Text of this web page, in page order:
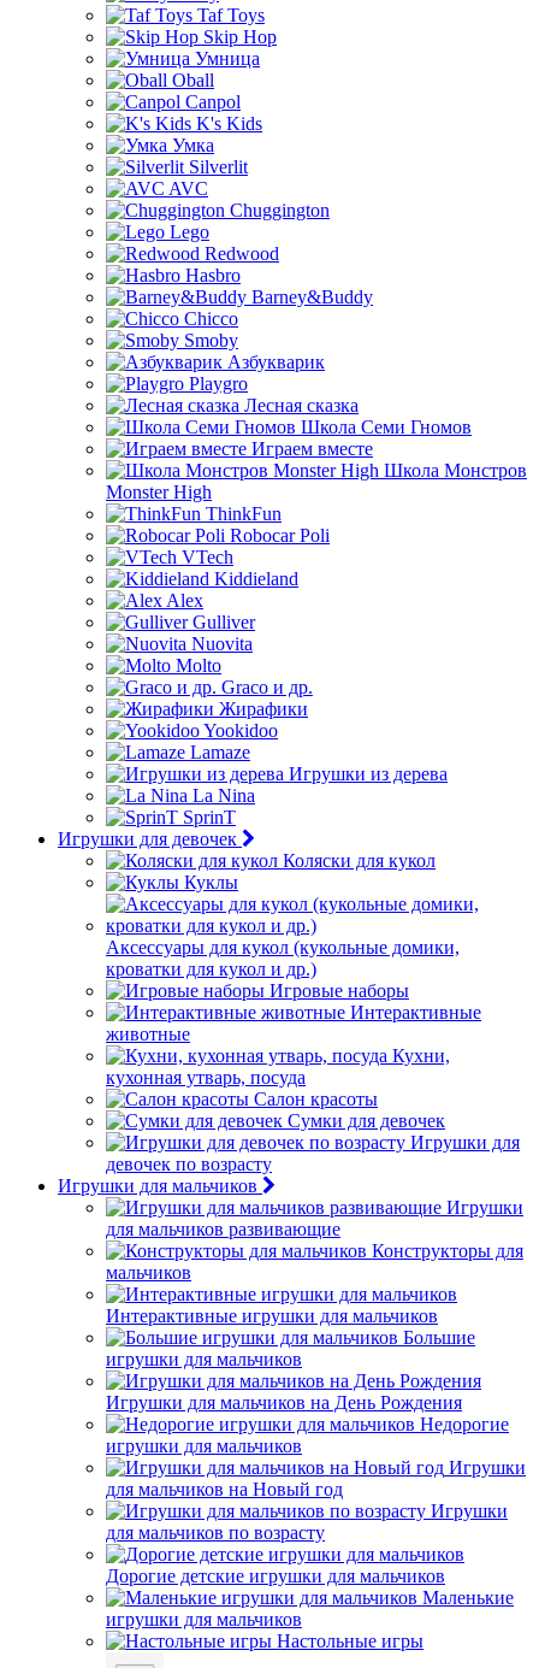
Taf Toys
Skip Hop
Умница
Oball
Canpol
K's Kids
Умка
Silverlit
AVC
Chuggington
Lego
Redwood
Hasbro
Barney&Buddy
Chicco
Smoby
Азбукварик
Playgro
Лесная сказка
Школа Семи Гномов
Играем вместе
Школа Монстров
Monster High
ThinkFun
Robocar Poli
VTech
Kiddieland
Alex
Gulliver
Nuovita
Molto
Graco и др.
Жирафики
Yookidoo
Lamaze
Игрушки из дерева
La Nina
SprinT
Игрушки для девочек
Коляски для кукол
Куклы
Аксессуары для кукол (кукольные домики,
кроватки для кукол и др.)
Игровые наборы
Интерактивные
животные
Кухни,
кухонная утварь, посуда
Салон красоты
Сумки для девочек
Игрушки для
девочек по возрасту
Игрушки для мальчиков
Игрушки
для мальчиков развивающие
Конструкторы для
мальчиков
Интерактивные игрушки для мальчиков
Большие
игрушки для мальчиков
Игрушки для мальчиков на День Рождения
Недорогие
игрушки для мальчиков
Игрушки
для мальчиков на Новый год
Игрушки
для мальчиков по возрасту
Дорогие детские игрушки для мальчиков
Маленькие
игрушки для мальчиков
Настольные игры